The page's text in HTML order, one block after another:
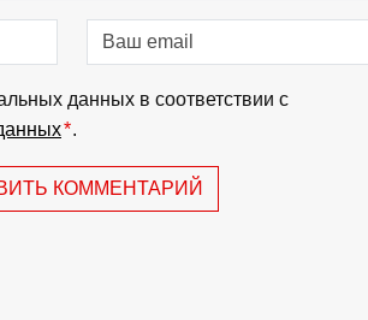
данных в соответствии с
*.
КОММЕНТАРИЙ